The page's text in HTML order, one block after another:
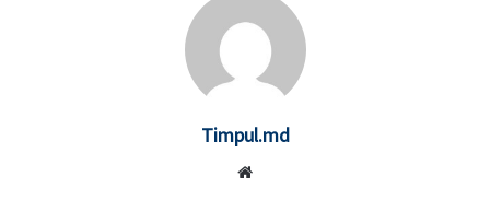
Timpul.md